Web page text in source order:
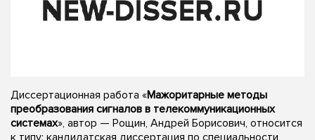
Диссертационная работа «Мажоритарные методы
преобразования сигналов в телекоммуникационных
системах», автор — Рощин, Андрей Борисович, относится
к типу: кандидатская диссертация по специальности